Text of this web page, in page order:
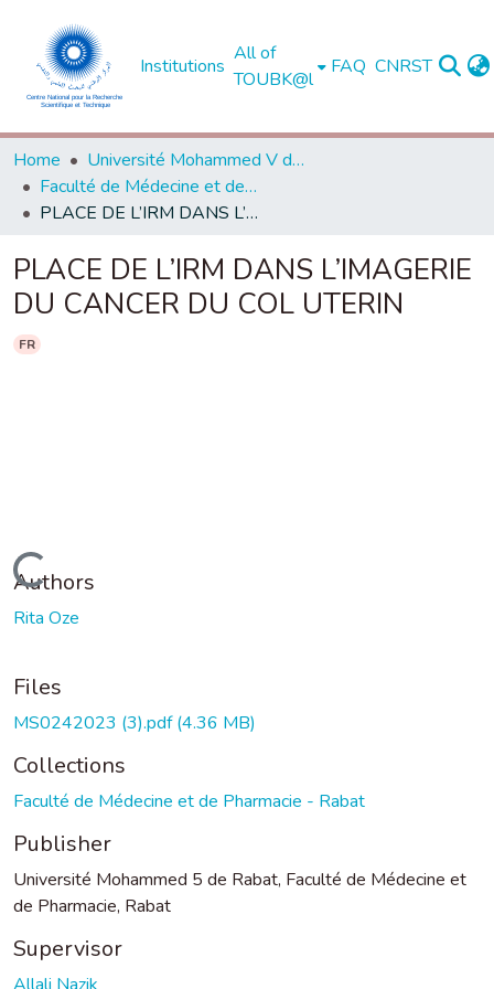
Institutions
All of
TOUBK@l
FAQ CNRST
Home
Université Mohammed V de Rabat
Faculté de Médecine et de Pharmacie - Rabat
PLACE DE L’IRM DANS L’IMAGERIE DU CANCER DU COL UTERIN
PLACE DE L’IRM DANS L’IMAGERIE
DU CANCER DU COL UTERIN
FR
Loading...
Authors
Rita Oze
Files
MS0242023 (3).pdf(4.36 MB)
Collections
Faculté de Médecine et de Pharmacie - Rabat
Publisher
Université Mohammed 5 de Rabat, Faculté de Médecine et
de Pharmacie, Rabat
Supervisor